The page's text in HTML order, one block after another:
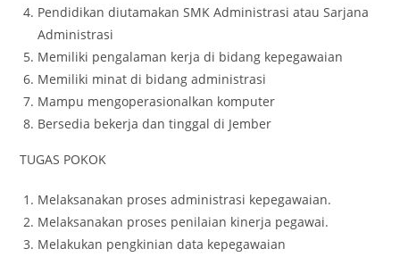
Pendidikan diutamakan SMK Administrasi atau Sarjana
Administrasi
Memiliki pengalaman kerja di bidang kepegawaian
Memiliki minat di bidang administrasi
Mampu mengoperasionalkan komputer
Bersedia bekerja dan tinggal di Jember
TUGAS POKOK
Melaksanakan proses administrasi kepegawaian.
Melaksanakan proses penilaian kinerja pegawai.
Melakukan pengkinian data kepegawaian